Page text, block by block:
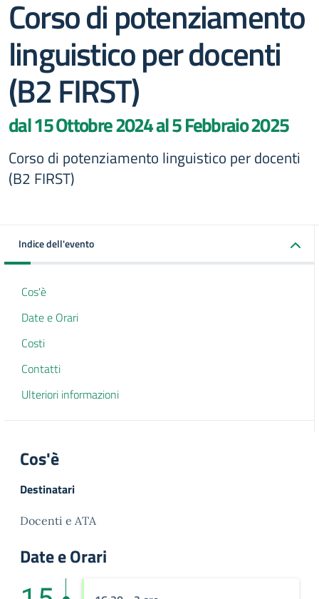
Corso di potenziamento
linguistico per docenti
(B2 FIRST)
dal 15 Ottobre 2024 al 5 Febbraio 2025
Corso di potenziamento linguistico per docenti
(B2 FIRST)
Indice dell'evento
Cos'è
Date e Orari
Costi
Contatti
Ulteriori informazioni
Cos'è
Destinatari
Docenti e ATA
Date e Orari